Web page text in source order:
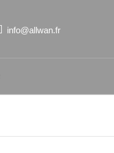
info@allwan.fr